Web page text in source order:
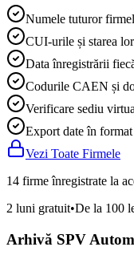
Numele tuturor
CUI-urile și starea
Data înregistrării
Codurile CAEN și
Verificare sediu
Export date în
Vezi Toate Firmele
14 firme înregistrate la
2 luni gratuit•De la 100
Arhivă SPV